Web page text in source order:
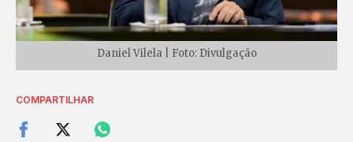
Daniel Vilela | Foto: Divulgação
COMPARTILHAR